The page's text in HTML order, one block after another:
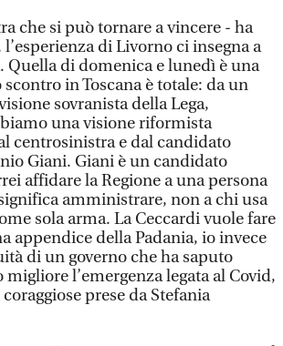
che si può tornare a vincere - ha
di Livorno ci insegna a
Quella di domenica e lunedì è una
in Toscana è totale: da un
sovranista della Lega,
una visione riformista
centrosinistra e dal candidato
Giani. Giani è un candidato
affidare la Regione a una persona
amministrare, non a chi usa
sola arma. La Ceccardi vuole fare
appendice della Padania, io invece
di un governo che ha saputo
l’emergenza legata al Covid,
prese da Stefania